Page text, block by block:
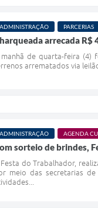
ADMINISTRAÇÃO PARCERIAS
arrecada
manhã de quarta-feira (4)
arrematados via
ADMINISTRAÇÃO AGENDA
sorteio de brindes,
Festa do Trabalhador,
meio das secretarias